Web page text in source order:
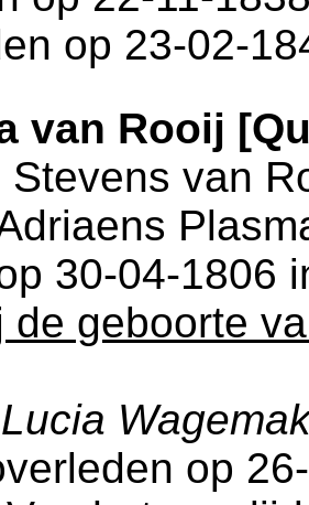
op 23-02-
van Rooij
Stevens van
30-04-1806
de geboorte
op